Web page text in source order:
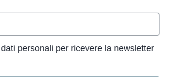
personali per ricevere la newsletter